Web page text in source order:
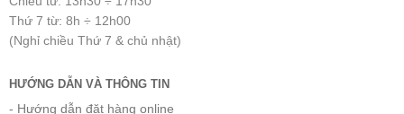
Thứ 7 từ: 8h ÷ 12h00
(Nghỉ chiều Thứ 7 & chủ nhật)
HƯỚNG DẪN VÀ THÔNG TIN
- Hướng dẫn đặt hàng online